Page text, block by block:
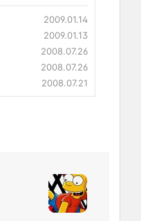
2009.01.14
2009.01.13
2008.07.26
2008.07.26
2008.07.21